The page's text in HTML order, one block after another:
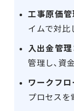
工事原価管
イムで対比
入出金管理
管理し、資
ワークフロ
プロセスを